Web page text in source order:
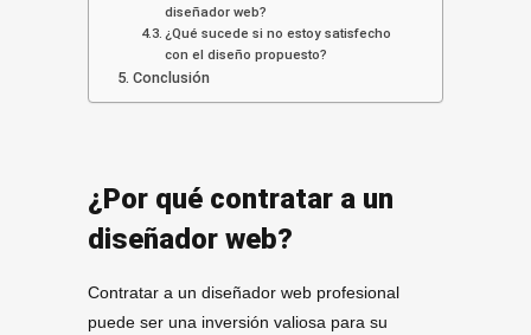
diseñador web?
¿Qué sucede si no estoy satisfecho
con el diseño propuesto?
Conclusión
¿Por qué contratar a un
diseñador web?
Contratar a un diseñador web profesional
puede ser una inversión valiosa para su